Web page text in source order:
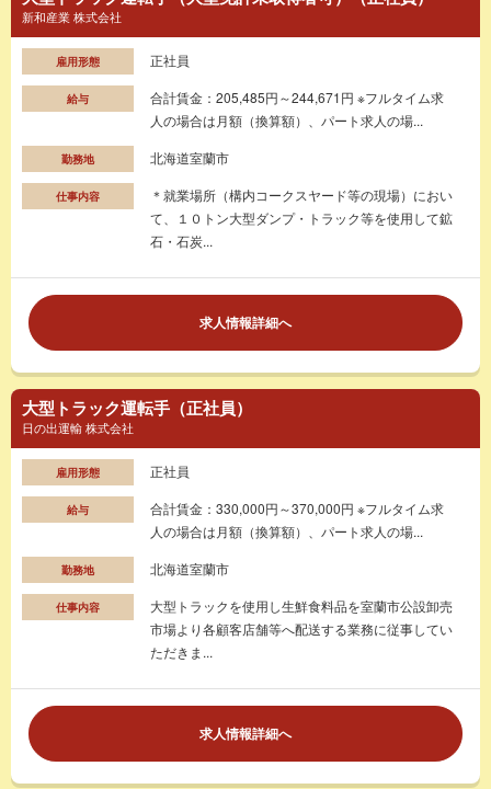
新和産業 株式会社
雇用形態 正社員
給与
合計賃金：205,485円～244,671円 ※フルタイム求
人の場合は月額（換算額）、パート求人の場...
勤務地 北海道室蘭市
仕事内容
＊就業場所（構内コークスヤード等の現場）におい
て、１０トン大型ダンプ・トラック等を使用して鉱
石・石炭...
求人情報詳細へ
大型トラック運転手（正社員）
日の出運輸 株式会社
雇用形態 正社員
給与
合計賃金：330,000円～370,000円 ※フルタイム求
人の場合は月額（換算額）、パート求人の場...
勤務地 北海道室蘭市
仕事内容
大型トラックを使用し生鮮食料品を室蘭市公設卸売
市場より各顧客店舗等へ配送する業務に従事してい
ただきま...
求人情報詳細へ